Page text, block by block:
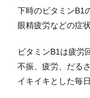
下時のビタミンB1
眼精疲労などの症
ビタミンB1は疲労
不振、疲労、だる
イキイキとした毎